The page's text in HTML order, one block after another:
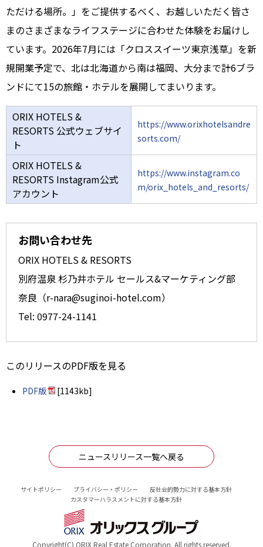
ただける場所。」をご提供するべく、お越しいただく皆さ
まのさまざまなライフステージに合わせた体験をお届けし
ています。2026年7月には「クロススイーツ東京浅草」を新
規開業予定で、北は北海道から南は福岡、大分まで計6ブラ
ンドにて15の旅館・ホテルを展開してまいります。
ORIX HOTELS &
RESORTS 公式ウェブサイ
ト
https://www.orixhotelsandre
sorts.com/
ORIX HOTELS &
RESORTS Instagram公式
アカウント
https://www.instagram.co
m/orix_hotels_and_resorts/
お問い合わせ先
ORIX HOTELS & RESORTS
別府温泉 杉乃井ホテル セールス&マーケティング部
奈良（r-nara@suginoi-hotel.com）
Tel: 0977-24-1141
このリリースのPDF版を見る
PDF版 [1143kb]
ニュースリリース一覧へ戻る
サイトポリシー プライバシー・ポリシー
反社会的勢力に対する基本方針
カスタマーハラスメントに対する基本方針
Copyright(C) ORIX Real Estate Corporation. All rights reserved.